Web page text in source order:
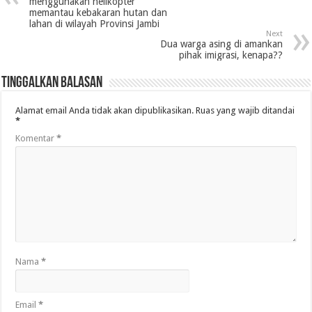
memantau kebakaran hutan dan
lahan di wilayah Provinsi Jambi
Next
Dua warga asing di amankan
pihak imigrasi, kenapa??
Tinggalkan Balasan
Alamat email Anda tidak akan dipublikasikan. Ruas yang wajib ditandai
*
Komentar*
Nama*
Email*